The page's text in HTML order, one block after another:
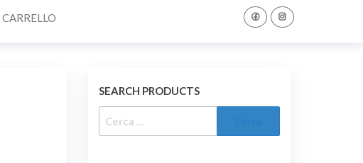
CARRELLO
SEARCH PRODUCTS